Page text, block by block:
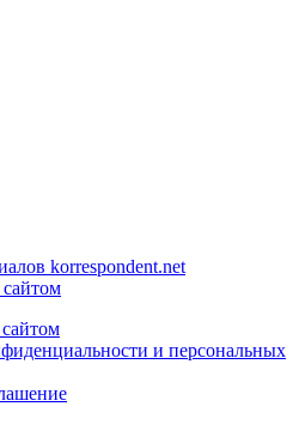
korrespondent.net
и персональных